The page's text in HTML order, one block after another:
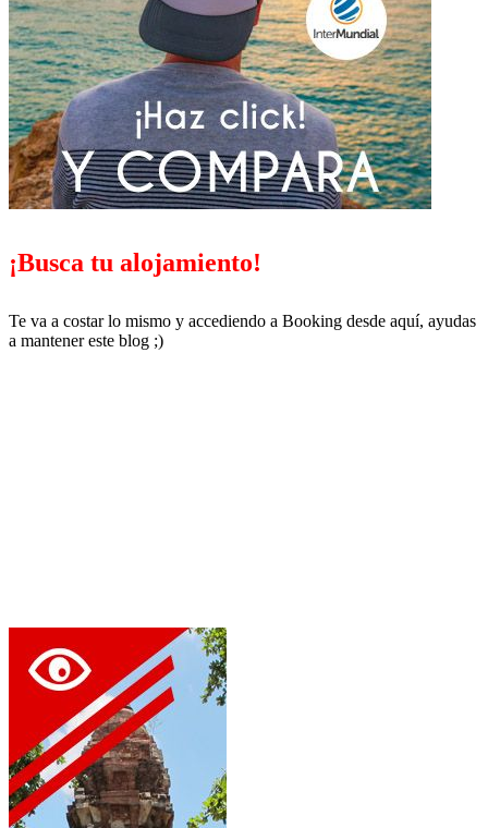
¡Busca tu alojamiento!
Te va a costar lo mismo y accediendo a Booking desde aquí, ayudas
a mantener este blog ;)